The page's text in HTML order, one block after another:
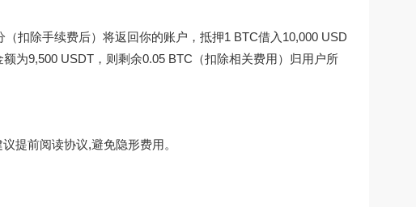
扣除手续费后）将返回你的账户，抵押1 BTC借入10,000 USD
为9,500 USDT，则剩余0.05 BTC（扣除相关费用）归用户所
提前阅读协议,避免隐形费用。